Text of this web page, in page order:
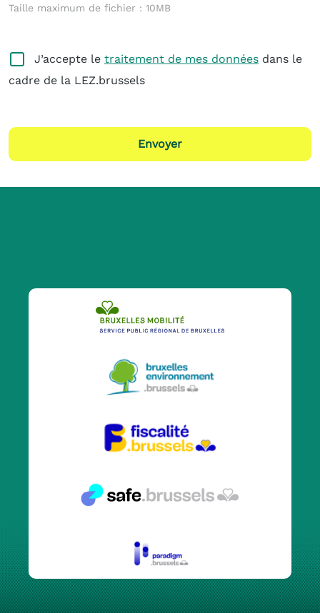
Taille maximum de fichier : 10MB
J’accepte le traitement de mes données dans le
cadre de la LEZ.brussels
Envoyer